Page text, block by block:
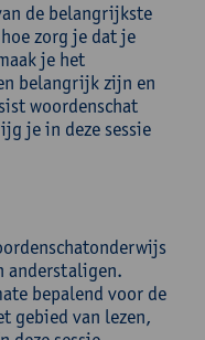
de belangrijkste
zorg je dat je
je het
belangrijk zijn en
woordenschat
je in deze sessie
anderstaligen.
bepalend voor de
gebied van lezen,